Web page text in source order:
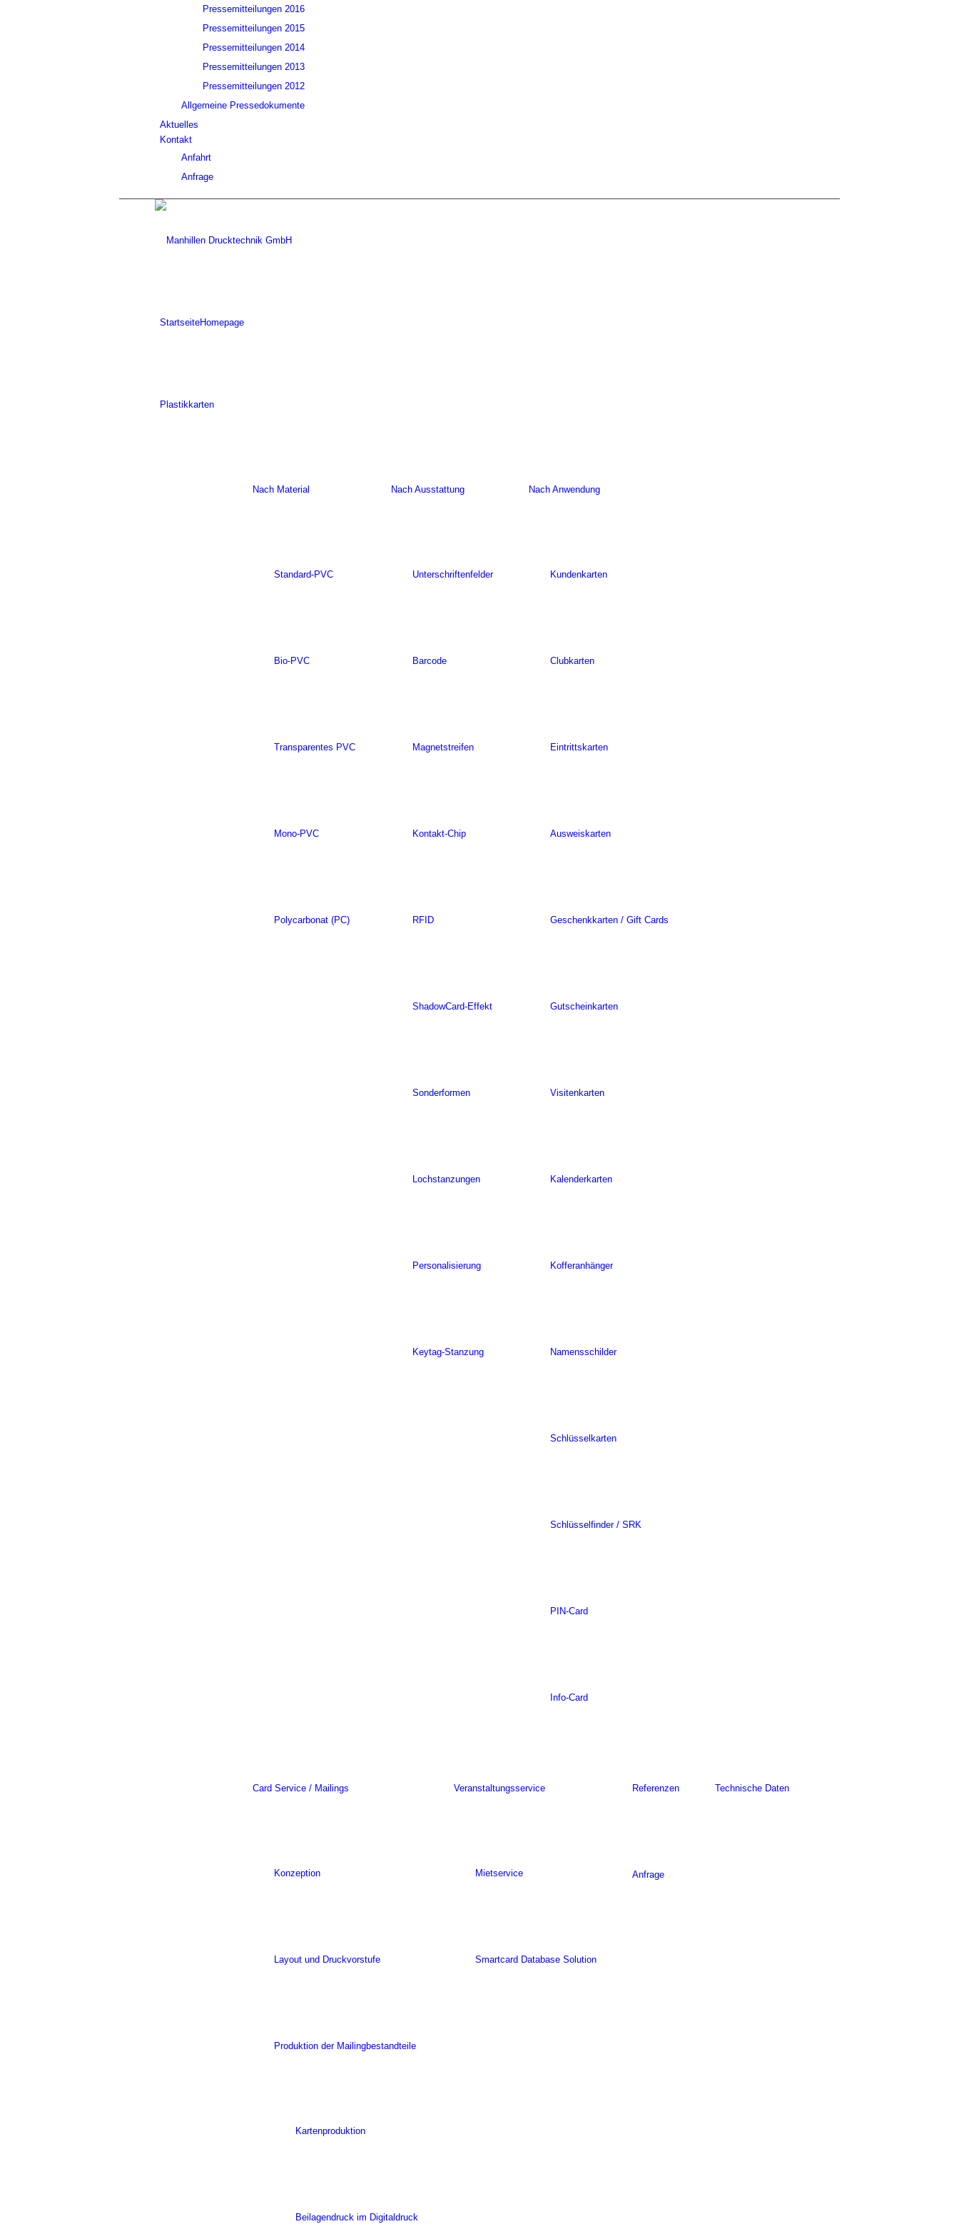
Pressemitteilungen 2016
Pressemitteilungen 2015
Pressemitteilungen 2014
Pressemitteilungen 2013
Pressemitteilungen 2012
Allgemeine Pressedokumente
Aktuelles
Kontakt
Anfahrt
Anfrage
StartseiteHomepage
Plastikkarten
Nach Material
Standard-PVC
Bio-PVC
Transparentes PVC
Mono-PVC
Polycarbonat (PC)
Nach Ausstattung
Unterschriftenfelder
Barcode
Magnetstreifen
Kontakt-Chip
RFID
ShadowCard-Effekt
Sonderformen
Lochstanzungen
Personalisierung
Keytag-Stanzung
Nach Anwendung
Kundenkarten
Clubkarten
Eintrittskarten
Ausweiskarten
Geschenkkarten / Gift Cards
Gutscheinkarten
Visitenkarten
Kalenderkarten
Kofferanhänger
Namensschilder
Schlüsselkarten
Schlüsselfinder / SRK
PIN-Card
Info-Card
Card Service / Mailings
Konzeption
Layout und Druckvorstufe
Produktion der Mailingbestandteile
Kartenproduktion
Beilagendruck im Digitaldruck
Veranstaltungsservice
Mietservice
Smartcard Database Solution
Referenzen Technische Daten
Anfrage